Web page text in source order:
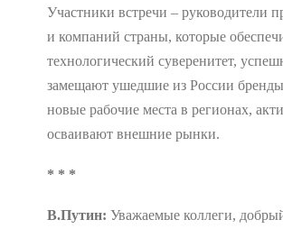
Участники встречи – руководители
и компаний страны, которые
технологический суверенитет,
замещают ушедшие из России
новые рабочие места в регионах,
осваивают внешние рынки.
* * *
В.Путин: Уважаемые коллеги,